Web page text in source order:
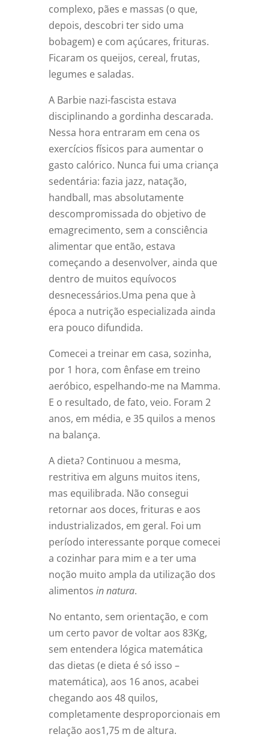
complexo, pães e massas (o que,
depois, descobri ter sido uma
bobagem) e com açúcares, frituras.
Ficaram os queijos, cereal, frutas,
legumes e saladas.
A Barbie nazi-fascista estava
disciplinando a gordinha descarada.
Nessa hora entraram em cena os
exercícios físicos para aumentar o
gasto calórico. Nunca fui uma criança
sedentária: fazia jazz, natação,
handball, mas absolutamente
descompromissada do objetivo de
emagrecimento, sem a consciência
alimentar que então, estava
começando a desenvolver, ainda que
dentro de muitos equívocos
desnecessários.Uma pena que à
época a nutrição especializada ainda
era pouco difundida.
Comecei a treinar em casa, sozinha,
por 1 hora, com ênfase em treino
aeróbico, espelhando-me na Mamma.
E o resultado, de fato, veio. Foram 2
anos, em média, e 35 quilos a menos
na balança.
A dieta? Continuou a mesma,
restritiva em alguns muitos itens,
mas equilibrada. Não consegui
retornar aos doces, frituras e aos
industrializados, em geral. Foi um
período interessante porque comecei
a cozinhar para mim e a ter uma
noção muito ampla da utilização dos
alimentos in natura.
No entanto, sem orientação, e com
um certo pavor de voltar aos 83Kg,
sem entendera lógica matemática
das dietas (e dieta é só isso –
matemática), aos 16 anos, acabei
chegando aos 48 quilos,
completamente desproporcionais em
relação aos1,75 m de altura.